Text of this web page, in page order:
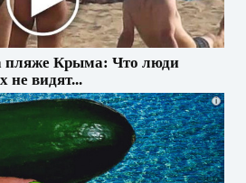
пляже Крыма: Что люди
не видят...
i